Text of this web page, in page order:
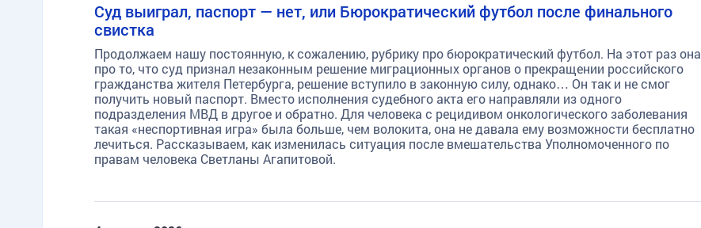
Суд выиграл, паспорт — нет, или Бюрократический футбол после финального
свистка
Продолжаем нашу постоянную, к сожалению, рубрику про бюрократический футбол. На этот раз она
про то, что суд признал незаконным решение миграционных органов о прекращении российского
гражданства жителя Петербурга, решение вступило в законную силу, однако… Он так и не смог
получить новый паспорт. Вместо исполнения судебного акта его направляли из одного
подразделения МВД в другое и обратно. Для человека с рецидивом онкологического заболевания
такая «неспортивная игра» была больше, чем волокита, она не давала ему возможности бесплатно
лечиться. Рассказываем, как изменилась ситуация после вмешательства Уполномоченного по
правам человека Светланы Агапитовой.